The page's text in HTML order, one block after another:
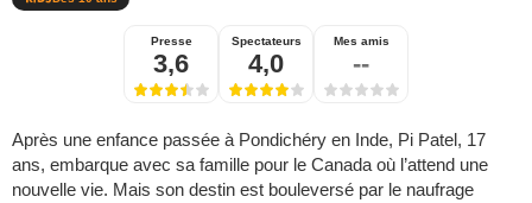
Presse
3,6
Spectateurs
4,0
Mes amis
--
Après une enfance passée à Pondichéry en Inde, Pi Patel, 17
ans, embarque avec sa famille pour le Canada où l’attend une
nouvelle vie. Mais son destin est bouleversé par le naufrage